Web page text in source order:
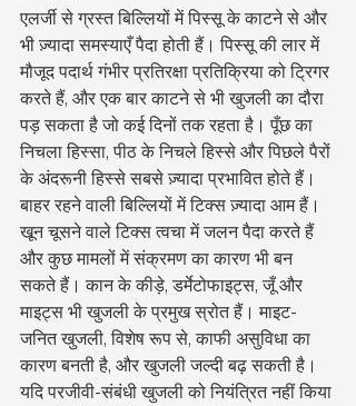
एलर्जी से ग्रस्त बिल्लियों में पिस्सू के काटने से और
भी ज़्यादा समस्याएँ पैदा होती हैं। पिस्सू की लार में
मौजूद पदार्थ गंभीर प्रतिरक्षा प्रतिक्रिया को ट्रिगर
करते हैं, और एक बार काटने से भी खुजली का दौरा
पड़ सकता है जो कई दिनों तक रहता है। पूँछ का
निचला हिस्सा, पीठ के निचले हिस्से और पिछले पैरों
के अंदरूनी हिस्से सबसे ज़्यादा प्रभावित होते हैं।
बाहर रहने वाली बिल्लियों में टिक्स ज़्यादा आम हैं।
खून चूसने वाले टिक्स त्वचा में जलन पैदा करते हैं
और कुछ मामलों में संक्रमण का कारण भी बन
सकते हैं। कान के कीड़े, डर्मेटोफाइट्स, जूँ और
माइट्स भी खुजली के प्रमुख स्रोत हैं। माइट-
जनित खुजली, विशेष रूप से, काफी असुविधा का
कारण बनती है, और खुजली जल्दी बढ़ सकती है।
यदि परजीवी-संबंधी खुजली को नियंत्रित नहीं किया